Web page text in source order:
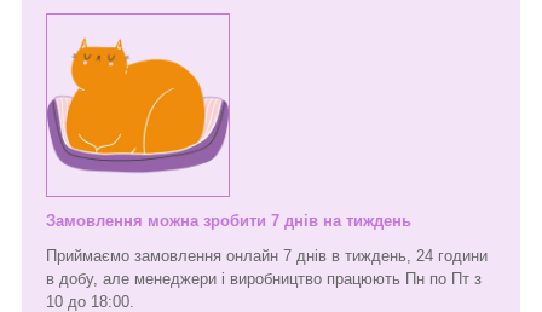
Замовлення можна зробити 7 днів на тиждень
Приймаємо замовлення онлайн 7 днів в тиждень, 24 години
в добу, але менеджери і виробництво працюють Пн по Пт з
10 до 18:00.